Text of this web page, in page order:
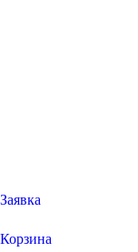
Заявка
Корзина